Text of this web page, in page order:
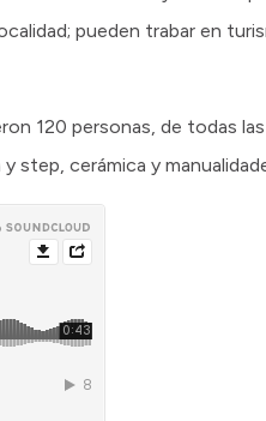
pueden trabar en
120 personas, de todas
step, cerámica y